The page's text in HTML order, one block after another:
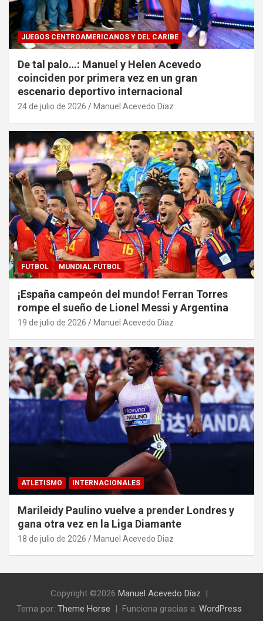
JUEGOS CENTROAMERICANOS Y DEL CARIBE
De tal palo…: Manuel y Helen Acevedo
coinciden por primera vez en un gran
escenario deportivo internacional
24 de julio de 2026 Manuel Acevedo Diaz
FUTBOL MUNDIAL FÚTBOL
¡España campeón del mundo! Ferran Torres
rompe el sueño de Lionel Messi y Argentina
19 de julio de 2026 Manuel Acevedo Diaz
ATLETISMO INTERNACIONALES
Marileidy Paulino vuelve a prender Londres y
gana otra vez en la Liga Diamante
18 de julio de 2026 Manuel Acevedo Diaz
Copyright ©2026 Manuel Acevedo Díaz
Tema por: Theme Horse Funciona gracias a: WordPress